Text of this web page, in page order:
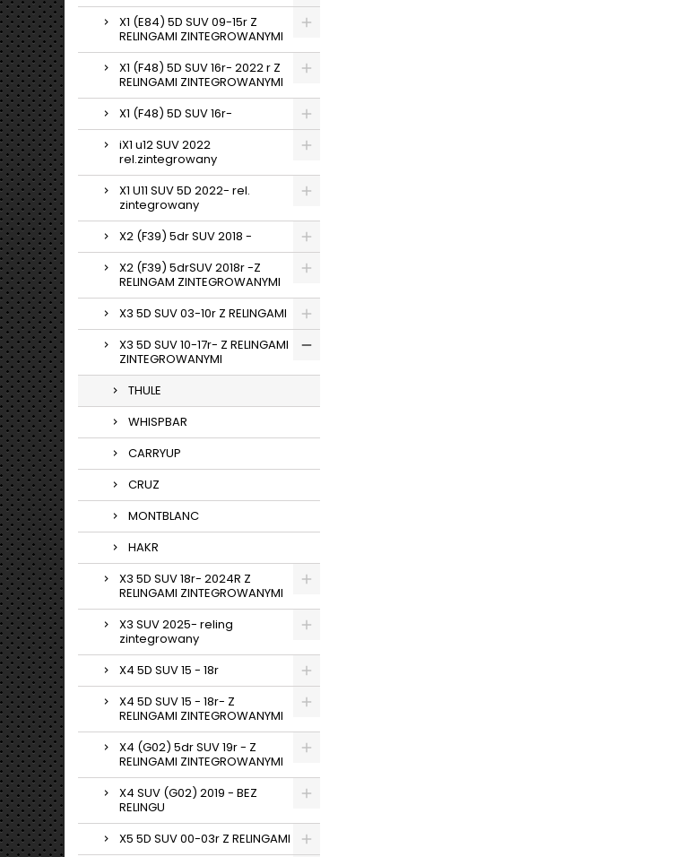
X1 (E84) 5D SUV 09-15r Z
RELINGAMI ZINTEGROWANYMI
X1 (F48) 5D SUV 16r- 2022 r Z
RELINGAMI ZINTEGROWANYMI
X1 (F48) 5D SUV 16r-
iX1 u12 SUV 2022
rel.zintegrowany
X1 U11 SUV 5D 2022- rel.
zintegrowany
X2 (F39) 5dr SUV 2018 -
X2 (F39) 5drSUV 2018r -Z
RELINGAM ZINTEGROWANYMI
X3 5D SUV 03-10r Z RELINGAMI
X3 5D SUV 10-17r- Z RELINGAMI
ZINTEGROWANYMI
THULE
WHISPBAR
CARRYUP
CRUZ
MONTBLANC
HAKR
X3 5D SUV 18r- 2024R Z
RELINGAMI ZINTEGROWANYMI
X3 SUV 2025- reling
zintegrowany
X4 5D SUV 15 - 18r
X4 5D SUV 15 - 18r- Z
RELINGAMI ZINTEGROWANYMI
X4 (G02) 5dr SUV 19r - Z
RELINGAMI ZINTEGROWANYMI
X4 SUV (G02) 2019 - BEZ
RELINGU
X5 5D SUV 00-03r Z RELINGAMI